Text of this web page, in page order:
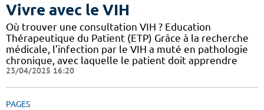
Vivre avec le VIH
Où trouver une consultation VIH ? Education
Thérapeutique du Patient (ETP) Grâce à la recherche
médicale, l’infection par le VIH a muté en pathologie
chronique, avec laquelle le patient doit apprendre
23/04/2025 16:20
PAGES